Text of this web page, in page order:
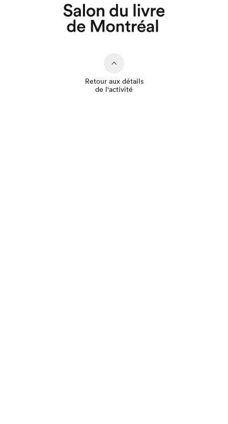
Retour aux détails
de l'activité